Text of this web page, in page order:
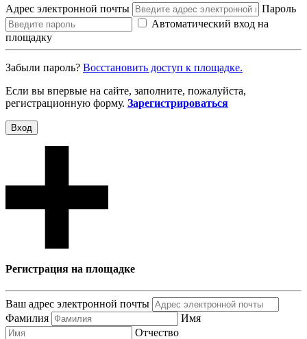
Адрес электронной почты
Пароль
Автоматический вход на
площадку
Забыли пароль? Восcтановить доступ к площадке.
Если вы впервые на сайте, заполните, пожалуйста,
регистрационную форму. Зарегистрироваться
Вход
Регистрация на площадке
Ваш адрес электронной почты
Фамилия
Имя
Отчество